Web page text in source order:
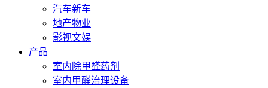
汽车新车
地产物业
影视文娱
产品
室内除甲醛药剂
室内甲醛治理设备